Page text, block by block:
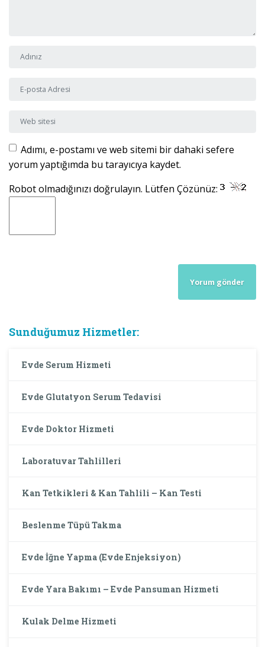
Adı ve Soyadı
E-posta Adresi
Web sitesi
Adımı, e-postamı ve web sitemi bir dahaki sefere
yorum yaptığımda bu tarayıcıya kaydet.
Robot olmadığınızı doğrulayın. Lütfen Çözünüz:
Sunduğumuz Hizmetler:
Evde Serum Hizmeti
Evde Glutatyon Serum Tedavisi
Evde Doktor Hizmeti
Laboratuvar Tahlilleri
Kan Tetkikleri & Kan Tahlili – Kan Testi
Beslenme Tüpü Takma
Evde İğne Yapma (Evde Enjeksiyon)
Evde Yara Bakımı – Evde Pansuman Hizmeti
Kulak Delme Hizmeti